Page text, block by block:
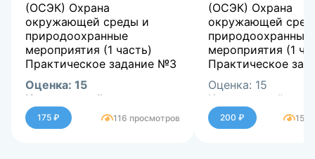
(ОСЭК) Охрана
окружающей среды и
природоохранные
мероприятия (1 часть)
Практическое задание №3
Оценка: 15
Комментарий
преподавателя к
выполненной работе:
175 ₽ 116 просмотров
(ОСЭК) Охрана
окружающей
природоохранные
мероприятия (1
Практическое
Оценка: 15
Комментарий
преподавателя к
выполненной
200 ₽ 156